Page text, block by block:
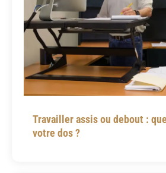
Travailler assis ou debout :
votre dos ?